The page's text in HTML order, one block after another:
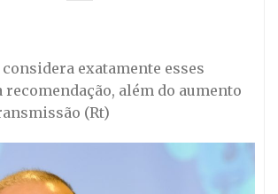
exatamente esses
recomendação, além do aumento
(Rt)